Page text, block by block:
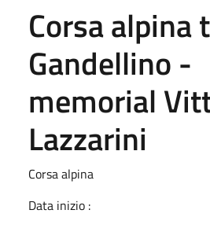
Corsa alpina
Gandellino -
memorial
Lazzarini
Corsa alpina
Data inizio :